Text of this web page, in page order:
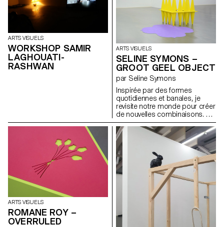
du XIXe siècle, des colonnes
Morris sont recréées dans le
musée comme supports
modulaires. Elles accueillent
affiches, tracts et posters,
échos de la culture
contemporaine et des
questionnements des
étudiant·e·s d’aujourd’hui.
ARTS VISUELS
WORKSHOP SAMIR
LAGHOUATI-
RASHWAN
ARTS VISUELS
SELINE SYMONS –
GROOT GEEL OBJECT
par Seline Symons
Inspirée par des formes
quotidiennes et banales, je
revisite notre monde pour créer
de nouvelles combinaisons. Un
jeu d'émerveillement enfantin.
Place au jeu, à l'imagination et à
l'interprétation personnelle.
ARTS VISUELS
ROMANE ROY –
OVERRULED